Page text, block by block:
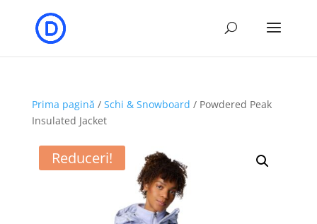
Prima pagină / Schi & Snowboard / Powdered Peak
Insulated Jacket
Reduceri!